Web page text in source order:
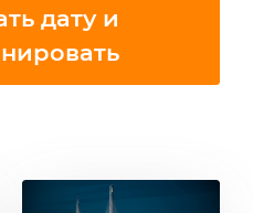
дату и